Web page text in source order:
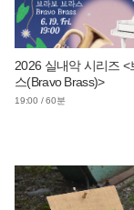
2026 실내악 시리즈 <
스(Bravo Brass)>
19:00 / 60분